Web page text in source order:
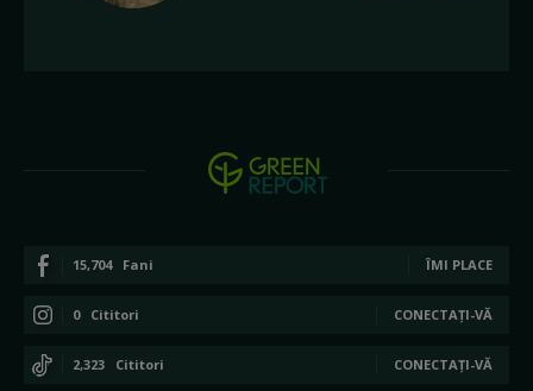
15,704 Fani ÎMI PLACE
0 Cititori CONECTAȚI-VĂ
2,323 Cititori CONECTAȚI-VĂ